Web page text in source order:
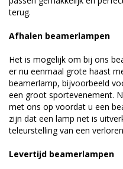
terug.
Afhalen beamerlampen
Het is mogelijk om bij ons
er nu eenmaal grote haast
beamerlamp, bijvoorbeeld
een groot sportevenement.
met ons op voordat u een
zijn dat een lamp net is
teleurstelling van een
Levertijd beamerlampen